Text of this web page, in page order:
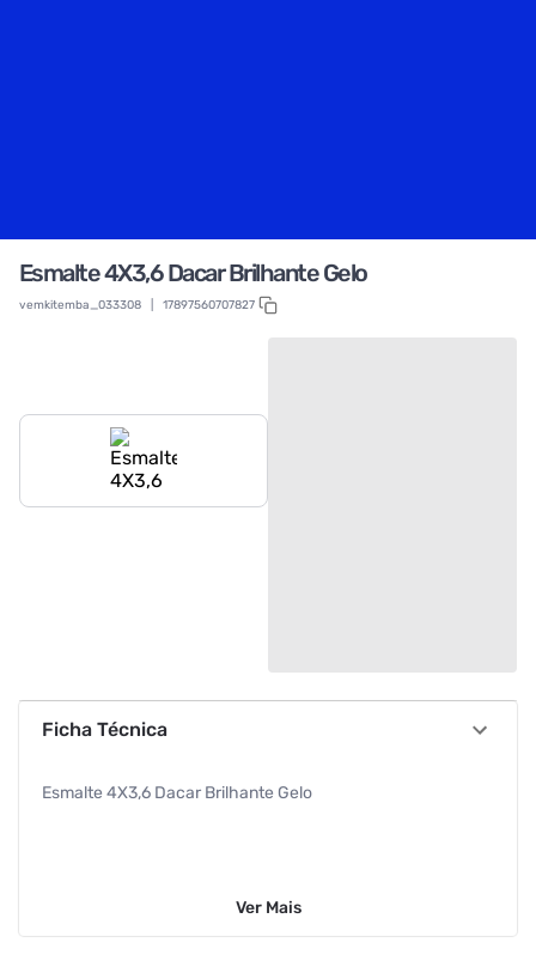
Esmalte 4X3,6 Dacar Brilhante Gelo
vemkitemba_033308 17897560707827
Ficha Técnica
Esmalte 4X3,6 Dacar Brilhante Gelo
Ver Mais